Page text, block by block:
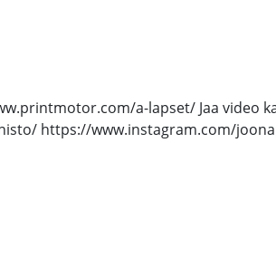
a-lapset/ Jaa video
https://www.instagram.com/